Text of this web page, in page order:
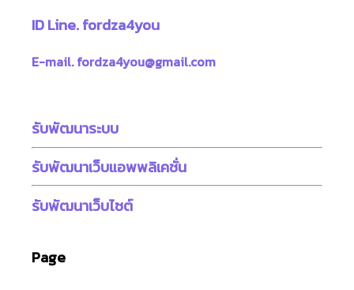
ID Line. fordza4you
E-mail. fordza4you@gmail.com
รับพัฒนาระบบ
รับพัฒนาเว็บแอพพลิเคชั่น
รับพัฒนาเว็บไซต์
Page